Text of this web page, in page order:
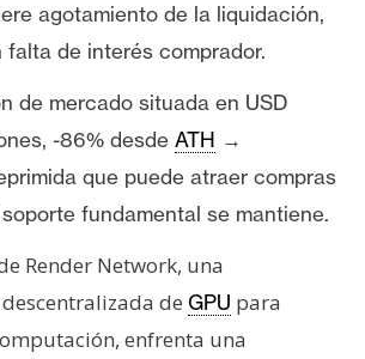
agotamiento de la liquidación,
falta de interés comprador.
de mercado situada en USD
-86% desde ATH →
que puede atraer compras
fundamental se mantiene.
Render Network, una
de GPU para
enfrenta una